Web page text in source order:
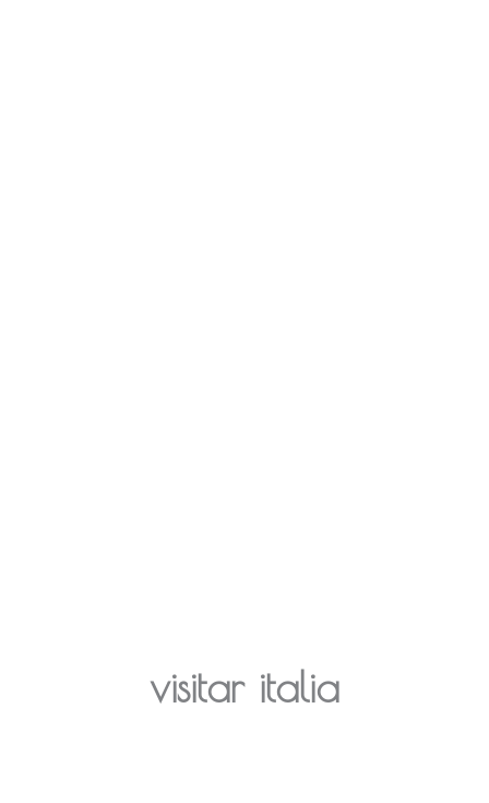
visitar italia